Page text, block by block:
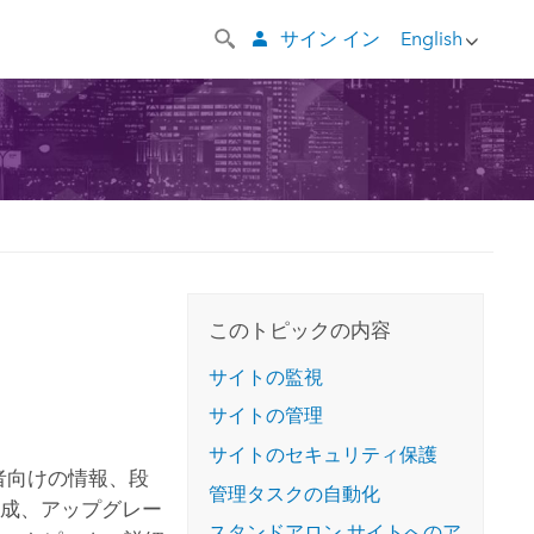
English
サイン イン
けの情報、段
、アップグレー
このトピックの内容
サイトの監視
サイトの管理
サイトのセキュリティ保護
管理タスクの自動化